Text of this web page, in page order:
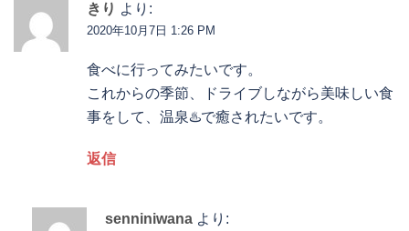
きり より:
2020年10月7日 1:26 PM
食べに行ってみたいです。
これからの季節、ドライブしながら美味しい食
事をして、温泉♨️で癒されたいです。
返信
senniniwana より: